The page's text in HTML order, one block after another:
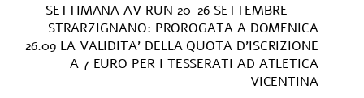
SETTIMANA AV RUN 20-26 SETTEMBRE
STRARZIGNANO: PROROGATA A DOMENICA
26.09 LA VALIDITA’ DELLA QUOTA D’ISCRIZIONE
A 7 EURO PER I TESSERATI AD ATLETICA
VICENTINA